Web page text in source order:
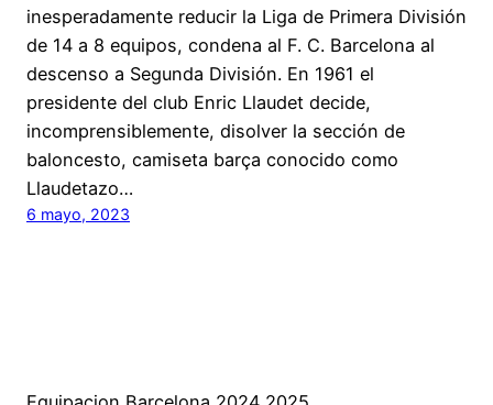
inesperadamente reducir la Liga de Primera División
de 14 a 8 equipos, condena al F. C. Barcelona al
descenso a Segunda División. En 1961 el
presidente del club Enric Llaudet decide,
incomprensiblemente, disolver la sección de
baloncesto, camiseta barça conocido como
Llaudetazo…
6 mayo, 2023